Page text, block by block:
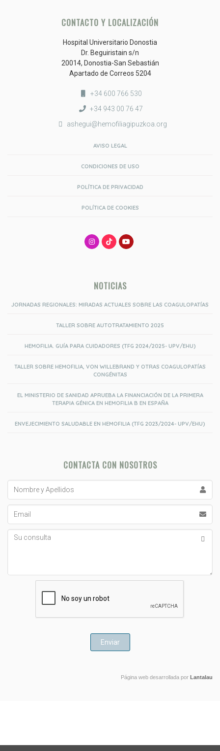
CONTACTO Y LOCALIZACIÓN
Hospital Universitario Donostia
Dr. Beguiristain s/n
20014, Donostia-San Sebastián
Apartado de Correos 5204
+34 600 766 530
+34 943 00 76 47
ashegui@hemofiliagipuzkoa.org
AVISO LEGAL
CONDICIONES DE USO
POLÍTICA DE PRIVACIDAD
POLÍTICA DE COOKIES
NOTICIAS
JORNADAS REGIONALES: MIRADAS ACTUALES SOBRE LAS COAGULOPATÍAS
TALLER SOBRE AUTOTRATAMIENTO 2025
HEMOFILIA. GUÍA PARA CUIDADORES (TFG 2024/2025- UPV/EHU)
TALLER SOBRE HEMOFILIA, VON WILLEBRAND Y OTRAS COAGULOPATÍAS
CONGÉNITAS
EL MINISTERIO DE SANIDAD APRUEBA LA FINANCIACIÓN DE LA PRIMERA
TERAPIA GÉNICA EN HEMOFILIA B EN ESPAÑA
ENVEJECIMIENTO SALUDABLE EN HEMOFILIA (TFG 2023/2024- UPV/EHU)
CONTACTA CON NOSOTROS
Apellidos
Su
Página web desarrollada por Lantalau